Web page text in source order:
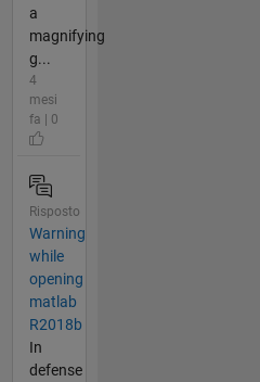
a
magnifying
g...
4
mesi
fa | 0
Risposto
Warning
while
opening
matlab
R2018b
In
defense